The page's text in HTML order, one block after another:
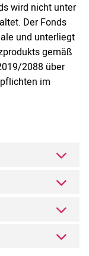
wird nicht unter
Der Fonds
und unterliegt
gemäß
2088 über
im